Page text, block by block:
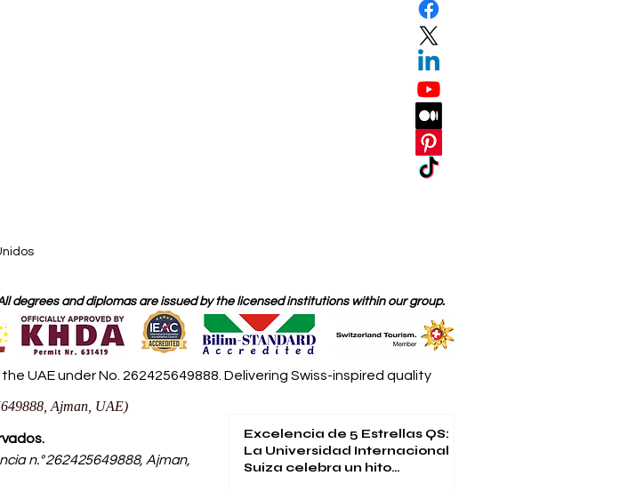
degrees and diplomas are issued by the licensed institutions within our group.
UAE under No. 262425649888. Delivering Swiss-inspired quality
Ajman, UAE)
n.° 262425649888, Ajman,
Excelencia de 5 Estrellas QS:
La Universidad Internacional
Suiza celebra un hito